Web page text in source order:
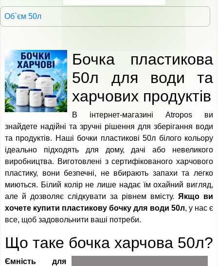
Об`єм 50л
Бочка пластикова
50л для води та
харчових продуктів
В інтернет-магазині Atropos ви
знайдете надійні та зручні рішення для зберігання води
та продуктів. Наші бочки пластикові 50л білого кольору
ідеально підходять для дому, дачі або невеликого
виробництва. Виготовлені з сертифікованого харчового
пластику, вони безпечні, не вбирають запахи та легко
миються. Білий колір не лише надає їм охайний вигляд,
але й дозволяє слідкувати за рівнем вмісту. Якщо ви
хочете купити пластикову бочку для води 50л, у нас є
все, щоб задовольнити ваші потреби.
Що таке бочка харчова 50л?
Ємність для